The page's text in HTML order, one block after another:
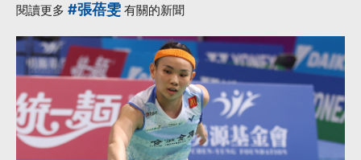
閱讀更多 #張蓓雯 有關的新聞